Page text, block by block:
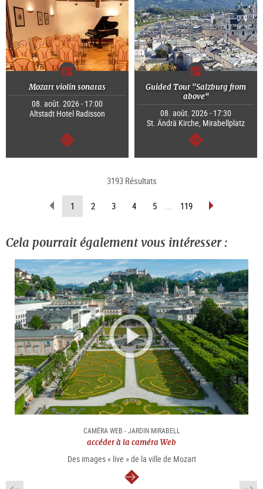
Mozart violin sonatas
08. août. 2026 - 17:00
Altstadt Hotel Radisson
Continuer
Guided Tour "Salzburg from
above“
08. août. 2026 - 17:30
St. Ändrä Kirche, Mirabellplatz
Continuer
3193 Résultats
Revenir
d’une
1 (Page
actuelle)
2 3 4 5 ... 119 Avancer
Cela pourrait également vous intéresser :
CAMÉRA WEB - JARDIN MIRABELL
accéder à la caméra Web
Des images « live » de la ville de Mozart
Continuer